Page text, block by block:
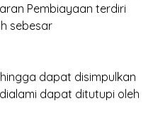
Pembiayaan terdiri
sebesar
dapat disimpulkan
dapat ditutupi oleh